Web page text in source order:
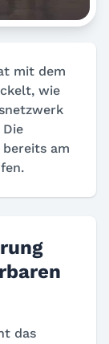
mit dem
wie
am
das